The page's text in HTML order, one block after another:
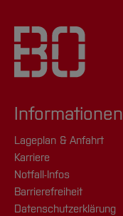
Informationen
Lageplan & Anfahrt
Karriere
Notfall-Infos
Barrierefreiheit
Datenschutzerklärung